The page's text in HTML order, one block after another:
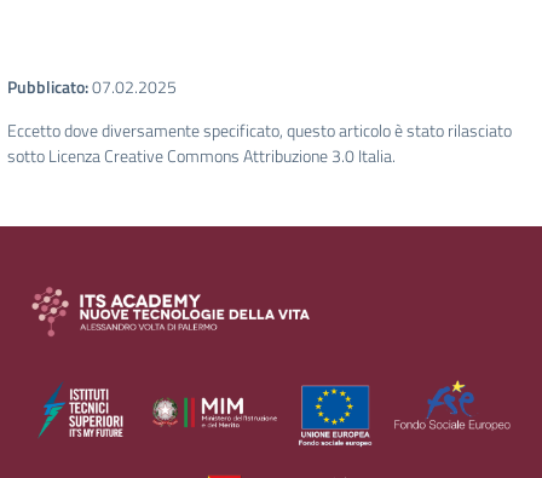
Pubblicato:07.02.2025
Eccetto dove diversamente specificato, questo articolo è stato rilasciato
sotto Licenza Creative Commons Attribuzione 3.0 Italia.